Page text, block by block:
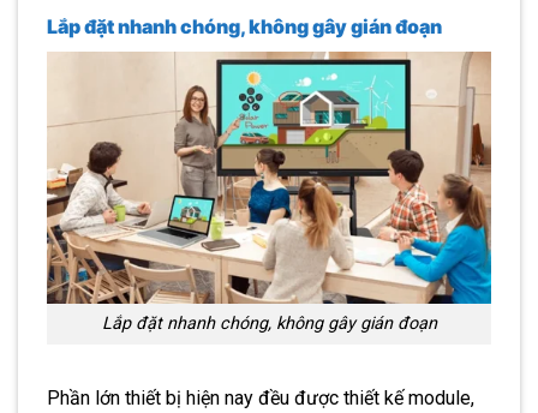
Lắp đặt nhanh chóng, không gây gián đoạn
Lắp đặt nhanh chóng, không gây gián đoạn
Phần lớn thiết bị hiện nay đều được thiết kế module,